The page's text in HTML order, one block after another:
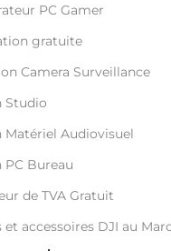
PC Gamer
gratuite
Camera Surveillance
Studio
Matériel Audiovisuel
PC Bureau
de TVA Gratuit
et accessoires DJI au